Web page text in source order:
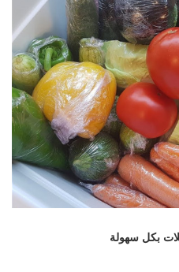
بكل سهولة